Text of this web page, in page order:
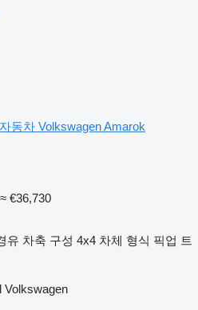
자동차 Volkswagen Amarok
≈ €36,730
유 차축 구성 4x4 차체 형식 픽업 트
Volkswagen